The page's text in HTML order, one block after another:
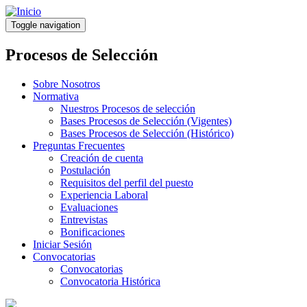
Pasar
al
contenido
principal
Toggle navigation
Procesos de Selección
Sobre Nosotros
Normativa
Nuestros Procesos de selección
Bases Procesos de Selección (Vigentes)
Bases Procesos de Selección (Histórico)
Preguntas Frecuentes
Creación de cuenta
Postulación
Requisitos del perfil del puesto
Experiencia Laboral
Evaluaciones
Entrevistas
Bonificaciones
Iniciar Sesión
Convocatorias
Convocatorias
Convocatoria Histórica